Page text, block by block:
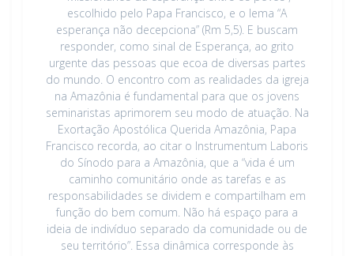
escolhido pelo Papa Francisco, e o lema “A
esperança não decepciona” (Rm 5,5). E buscam
responder, como sinal de Esperança, ao grito
urgente das pessoas que ecoa de diversas partes
do mundo. O encontro com as realidades da igreja
na Amazônia é fundamental para que os jovens
seminaristas aprimorem seu modo de atuação. Na
Exortação Apostólica Querida Amazônia, Papa
Francisco recorda, ao citar o Instrumentum Laboris
do Sínodo para a Amazônia, que a “vida é um
caminho comunitário onde as tarefas e as
responsabilidades se dividem e compartilham em
função do bem comum. Não há espaço para a
ideia de indivíduo separado da comunidade ou de
seu território”. Essa dinâmica corresponde às